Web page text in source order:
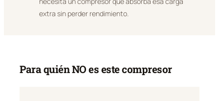
extra sin perder rendimiento.
Para quién NO es este compresor